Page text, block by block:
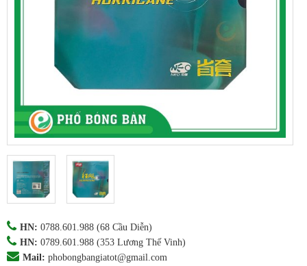
HN: 0788.601.988 (68 Cầu Diễn)
HN: 0789.601.988 (353 Lương Thế Vinh)
Mail: phobongbangiatot@gmail.com